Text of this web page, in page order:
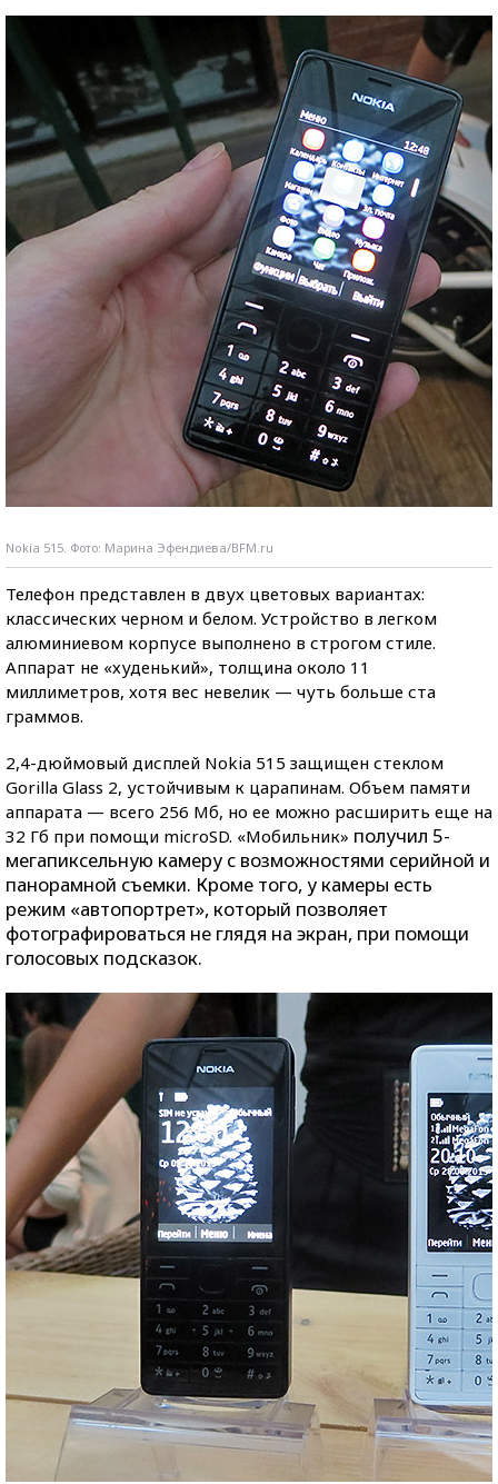
Nokia 515. Фото: Марина Эфендиева/BFM.ru
Телефон представлен в двух цветовых вариантах:
классических черном и белом. Устройство в легком
алюминиевом корпусе выполнено в строгом стиле.
Аппарат не «худенький», толщина около 11
миллиметров, хотя вес невелик — чуть больше ста
граммов.
2,4-дюймовый дисплей Nokia 515 защищен стеклом
Gorilla Glass 2, устойчивым к царапинам. Объем памяти
аппарата — всего 256 Мб, но ее можно расширить еще на
32 Гб при помощи microSD. «Мобильник» получил 5-
мегапиксельную камеру с возможностями серийной и
панорамной съемки. Кроме того, у камеры есть
режим «автопортрет», который позволяет
фотографироваться не глядя на экран, при помощи
голосовых подсказок.